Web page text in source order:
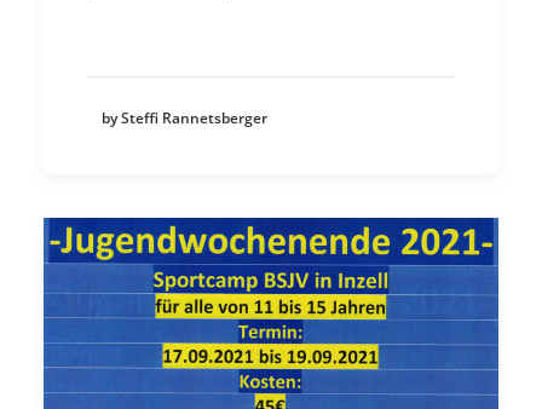
by Steffi Rannetsberger